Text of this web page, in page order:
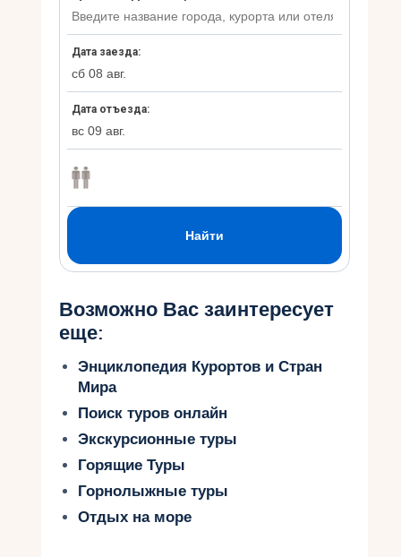
Возможно Вас заинтересует
еще:
Энциклопедия Курортов и Стран
Мира
Поиск туров онлайн
Экскурсионные туры
Горящие Туры
Горнолыжные туры
Отдых на море